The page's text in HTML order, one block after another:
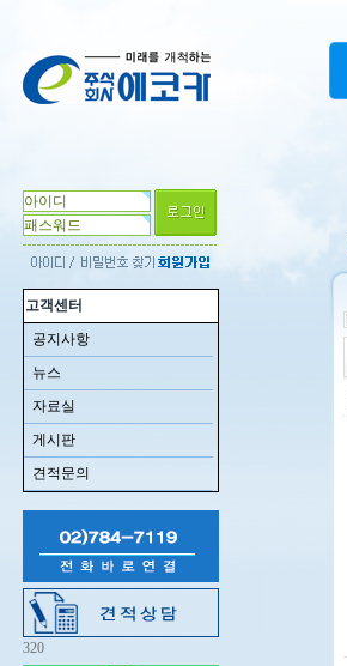
고객센터
공지사항
뉴스
자료실
게시판
견적문의
320